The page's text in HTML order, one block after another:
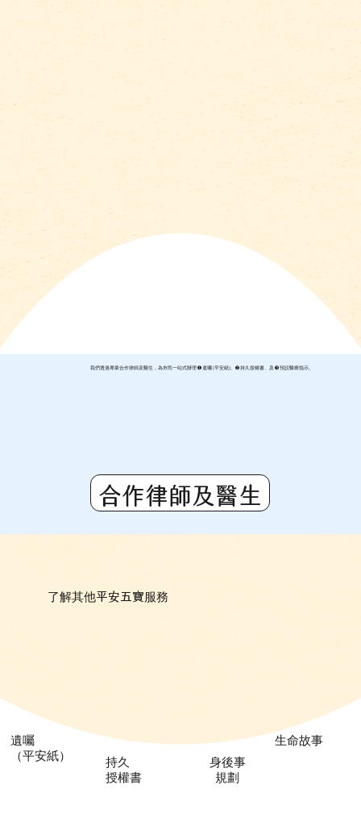
我們透過專業合作律師及醫生，為市民一站式辦理 ➊ 遺囑 (平安紙)、➋ 持久授權書、及 ➌ 預設醫療指示。
合作律師及醫生
​持久
授權書
​遺囑
（平安紙）
身後事
規劃
生命故事
了解其他平安五寶服務